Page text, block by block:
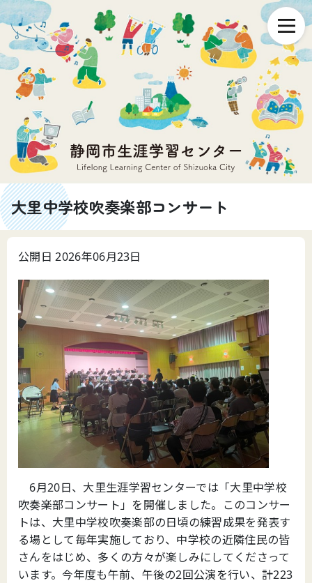
大里中学校吹奏楽部コンサート
公開日 2026年06月23日
6月20日、大里生涯学習センターでは「大里中学校
吹奏楽部コンサート」を開催しました。このコンサー
トは、大里中学校吹奏楽部の日頃の練習成果を発表す
る場として毎年実施しており、中学校の近隣住民の皆
さんをはじめ、多くの方々が楽しみにしてくださって
います。今年度も午前、午後の2回公演を行い、計223